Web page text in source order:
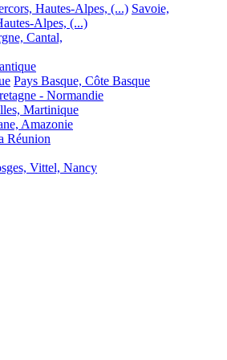
Hautes-Alpes, (...) Savoie,
Alpes, (...)
Cantal,
Pays Basque, Côte Basque
- Normandie
Martinique
Amazonie
Réunion
Vittel, Nancy